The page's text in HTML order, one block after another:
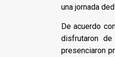
una jornada
De acuerdo
disfrutaron
presenciaron